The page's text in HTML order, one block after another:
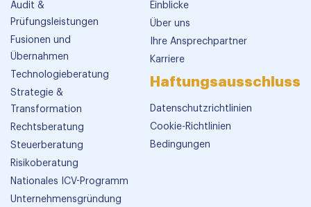
Audit &
Prüfungsleistungen
Fusionen und
Übernahmen
Technologieberatung
Strategie &
Transformation
Rechtsberatung
Steuerberatung
Risikoberatung
Nationales ICV-Programm
Unternehmensgründung
Einblicke
Über uns
Ihre Ansprechpartner
Karriere
Haftungsausschluss
Datenschutzrichtlinien
Cookie-Richtlinien
Bedingungen